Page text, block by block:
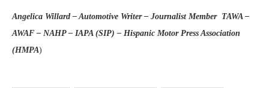
Angelica Willard – Automotive Writer – Journalist Member TAWA –
AWAF – NAHP – IAPA (SIP) – Hispanic Motor Press Association
(HMPA)